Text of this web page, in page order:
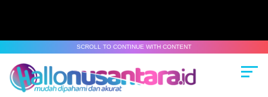
SCROLL TO CONTINUE WITH CONTENT